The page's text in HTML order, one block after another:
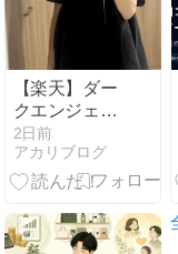
作り方
【楽天】ダー
クエンジェル
プチプラ高見
え！布帛切り
替えペプラム
ビュー【低身
長156cm・サ
2日前
アカリブログ